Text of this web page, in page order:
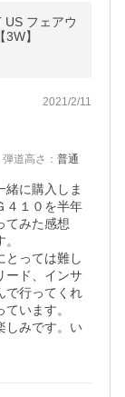
フェアウ
】
2021/2/11
弾道高さ ： 普通
緒に購入しま
４１０を半年
てみた感想
とっては難し
ード、インサ
で行ってくれ
います。
しみです。い